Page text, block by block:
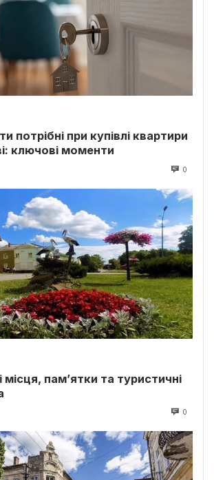
потрібні при купівлі квартири
ключові моменти
0
місця, пам’ятки та туристичні
0